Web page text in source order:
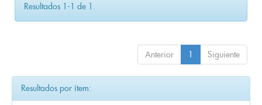
Resultados 1-1 de 1.
Anterior 1 Siguiente
Resultados por ítem: